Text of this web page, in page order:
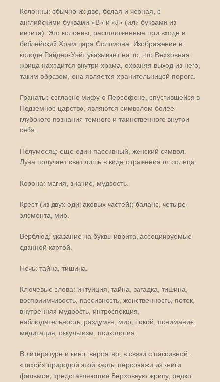
Колонны: обычно их две, белая и черная, с
английскими буквами «В» и «J» (или буквами из
иврита). Это колонны, расположенные при входе в
библейский Храм царя Соломона. Изображение в
колоде Райдер-Уэйт указывает на то, что Верховная
жрица находится внутри храма, охраняя выход из него,
таким образом, она является хранительницей порога.
Гранаты: согласно мифу о Персефоне, спустившейся в
Подземное царство, являются символом более
глубокого познания темного и таинственного внутри
себя.
Полумесяц: еще один пассивный, женский символ.
Луна получает свет лишь в виде отражения от солнца.
Корона: магия, знание, мудрость.
Крест (из двух одинаковых частей): баланс, четыре
элемента, мир.
Верблюд: указание на буквы иврита, ассоциируемые
сданной картой.
Ночь: тайна, тишина.
Ключевые слова: интуиция, тайна, загадка, тишина,
восприимчивость, пассивность, женственность, поток,
внутренняя мудрость, интроспекция,
наблюдательность, раздумья, мир, покой, понимание,
медитация, оккультизм, психология.
В литературе и кино: вероятно, в связи с пассивной,
«тихой» природой этой карты персонажи из книги
фильмов, представляющие Верховную жрицу, редко